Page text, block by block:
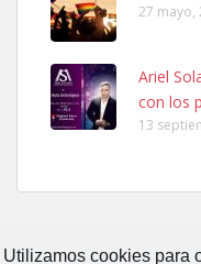
Utilizamos cookies para
Ninfa perdida
El día 5 se los perdió
calle, se perdió por la
27 mayo,
Ariel
con los
13